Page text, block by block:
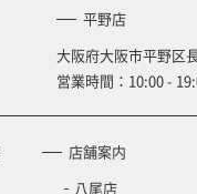
平野店
大阪府大阪市平野区
営業時間：10:00 -
店舗案内
八尾店